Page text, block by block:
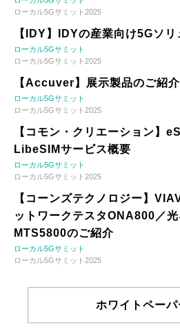
ローカル5Gサミット2025
【IDY】IDYの産業向け5Gソ
ローカル5Gサミット
ローカル5Gサミット2025
【Accuver】展示製品のご紹介
ローカル5Gサミット
ローカル5Gサミット2025
【コモン・クリエーション】
LibeSIMサービス概要
ローカル5Gサミット
ローカル5Gサミット2025
【コーンズテクノロジー】
ットワークテスタONA800／
MTS5800のご紹介
ローカル5Gサミット
ローカル5Gサミット2025
ホワイトペーパ